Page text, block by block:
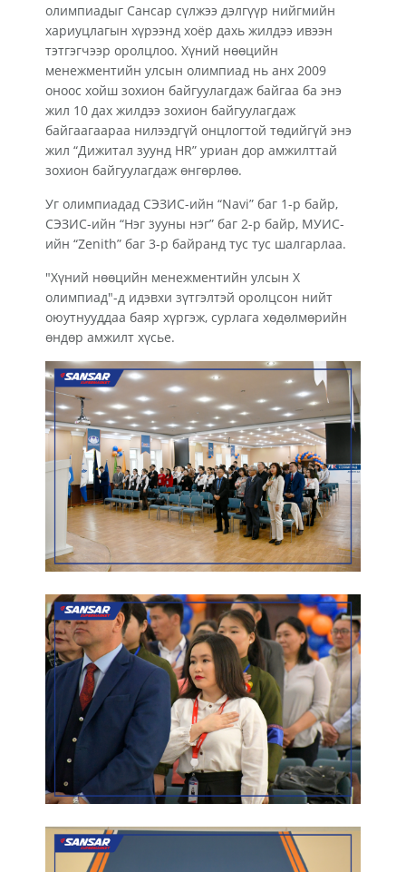
олимпиадыг Сансар сүлжээ дэлгүүр нийгмийн
хариуцлагын хүрээнд хоёр дахь жилдээ ивээн
тэтгэгчээр оролцлоо. Хүний нөөцийн
менежментийн улсын олимпиад нь анх 2009
оноос хойш зохион байгуулагдаж байгаа ба энэ
жил 10 дах жилдээ зохион байгуулагдаж
байгаагаараа нилээдгүй онцлогтой төдийгүй энэ
жил “Дижитал зуунд HR” уриан дор амжилттай
зохион байгуулагдаж өнгөрлөө.
Уг олимпиадад СЭЗИС-ийн “Navi” баг 1-р байр,
СЭЗИС-ийн “Нэг зууны нэг” баг 2-р байр, МУИС-
ийн “Zenith” баг 3-р байранд тус тус шалгарлаа.
"Хүний нөөцийн менежментийн улсын X
олимпиад"-д идэвхи зүтгэлтэй оролцсон нийт
оюутнууддаа баяр хүргэж, сурлага хөдөлмөрийн
өндөр амжилт хүсье.